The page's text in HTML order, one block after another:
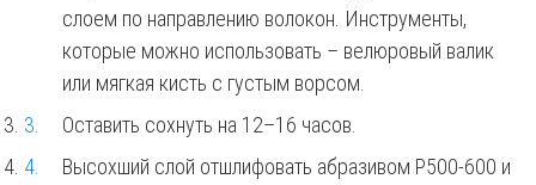
слоем по направлению волокон. Инструменты,
которые можно использовать – велюровый валик
или мягкая кисть с густым ворсом.
Оставить сохнуть на 12–16 часов.
Высохший слой отшлифовать абразивом Р500-600 и